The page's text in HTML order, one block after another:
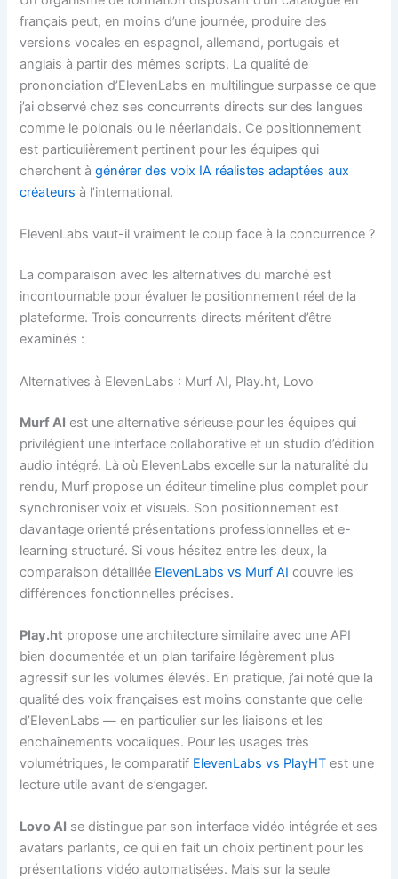
français peut, en moins d’une journée, produire des
versions vocales en espagnol, allemand, portugais et
anglais à partir des mêmes scripts. La qualité de
prononciation d’ElevenLabs en multilingue surpasse ce que
j’ai observé chez ses concurrents directs sur des langues
comme le polonais ou le néerlandais. Ce positionnement
est particulièrement pertinent pour les équipes qui
cherchent àgénérer des voix IA réalistes adaptées aux
créateurs à l’international.
ElevenLabs vaut-il vraiment le coup face à la concurrence ?
La comparaison avec les alternatives du marché est
incontournable pour évaluer le positionnement réel de la
plateforme. Trois concurrents directs méritent d’être
examinés :
Alternatives à ElevenLabs : Murf AI, Play.ht, Lovo
Murf AI est une alternative sérieuse pour les équipes qui
privilégient une interface collaborative et un studio d’édition
audio intégré. Là où ElevenLabs excelle sur la naturalité du
rendu, Murf propose un éditeur timeline plus complet pour
synchroniser voix et visuels. Son positionnement est
davantage orienté présentations professionnelles et e-
learning structuré. Si vous hésitez entre les deux, la
comparaison détaillée ElevenLabs vs Murf AI couvre les
différences fonctionnelles précises.
Play.ht propose une architecture similaire avec une API
bien documentée et un plan tarifaire légèrement plus
agressif sur les volumes élevés. En pratique, j’ai noté que la
qualité des voix françaises est moins constante que celle
d’ElevenLabs — en particulier sur les liaisons et les
enchaînements vocaliques. Pour les usages très
volumétriques, le comparatif ElevenLabs vs PlayHT est une
lecture utile avant de s’engager.
Lovo AI se distingue par son interface vidéo intégrée et ses
avatars parlants, ce qui en fait un choix pertinent pour les
présentations vidéo automatisées. Mais sur la seule